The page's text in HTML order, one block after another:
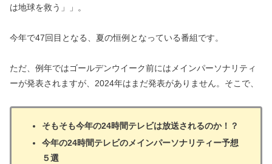
は地球を救う」」。
今年で47回目となる、夏の恒例となっている番組です。
ただ、例年ではゴールデンウイーク前にはメインパーソナリティ
ーが発表されますが、2024年はまだ発表がありません。そこで、
そもそも今年の24時間テレビは放送されるのか！？
今年の24時間テレビのメインパーソナリティー予想
５選